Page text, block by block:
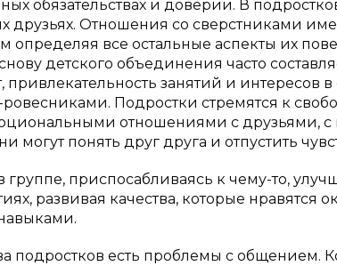
обязательствах и доверии. В
друзьях. Отношения со сверстниками
определяя все остальные аспекты их
детского объединения часто
привлекательность занятий и интересов
Подростки стремятся к
отношениями с друзьями, с
могут понять друг друга и отпустить
приспосабливаясь к чему-то,
развивая качества, которые нравятся
подростков есть проблемы с